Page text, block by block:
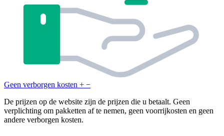
Geen verborgen kosten + −
De prijzen op de website zijn de prijzen die u betaalt. Geen
verplichting om pakketten af te nemen, geen voorrijkosten en geen
andere verborgen kosten.